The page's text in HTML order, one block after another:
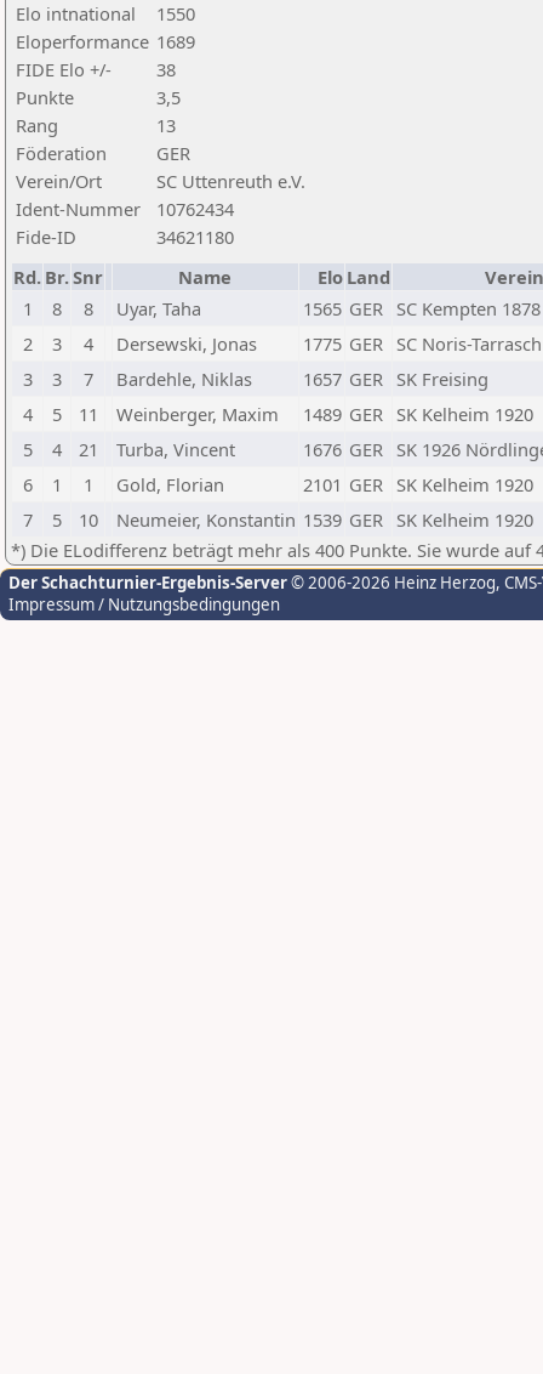
Elo intnational
1550
Eloperformance 1689
FIDE Elo +/-
38
Punkte
3,5
Rang
13
Föderation
GER
Verein/Ort
SC Uttenreuth e.V.
Ident-Nummer
10762434
Fide-ID
34621180
Rd. Br.Snr Name Elo Land
1
8 8 Uyar, Taha 1565 GER SC Kempten 1878
2
3 4 Dersewski, Jonas 1775 GER SC Noris-
3
3 7 Bardehle, Niklas 1657 GER SK Freising
4
5 11 Weinberger, Maxim 1489 GER SK Kelheim 1920
5
4 21 Turba, Vincent 1676 GER SK 1926
6
1 1 Gold, Florian 2101 GER SK Kelheim 1920
7
5 10 Neumeier, Konstantin 1539 GER SK Kelheim 1920
*) Die ELodifferenz beträgt mehr als 400 Punkte. Sie wurde auf
Der Schachturnier-Ergebnis-Server© 2006-2026 Heinz Herzog,
Impressum / Nutzungsbedingungen